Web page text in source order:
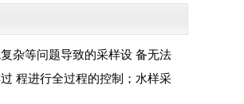
杂等问题导致的采样设 备无法
程进行全过程的控制；水样采